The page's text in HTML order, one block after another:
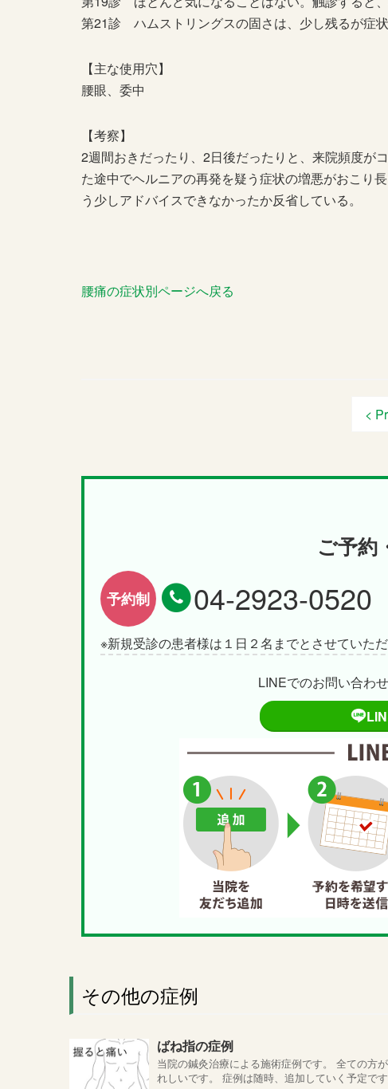
第21診 ハムストリングスの固さは、少し残るが症
【主な使用穴】
腰眼、委中
【考察】
2週間おきだったり、2日後だったりと、来院頻度が
た途中でヘルニアの再発を疑う症状の増悪がおこり
う少しアドバイスできなかったか反省している。
腰痛の症状別ページへ戻る
<
ご予約
予約制 04-2923-0520
※新規受診の患者様は１日２名までとさせていただ
LINEでのお問い合わ
その他の症例
ばね指の症例
当院の鍼灸治療による施術症例です。 全ての方
れしいです。 症例は随時、追加していく予定